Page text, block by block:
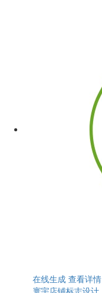
在线生成 查看详情